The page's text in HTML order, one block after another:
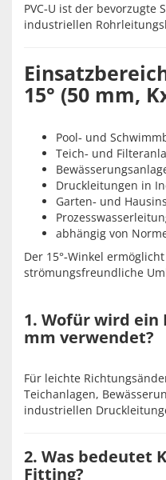
PVC‑U ist der
industriellen
15° (50 mm,
Pool‑ und
Teich‑ und
Druckleitungen in
Garten‑ und
abhängig von
Der 15°‑Winkel
strömungsfreundliche
1. Wofür wird ein
mm verwendet?
Für leichte
Teichanlagen,
industriellen
2. Was bedeutet
Fitting?